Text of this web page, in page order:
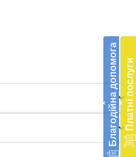
‹ Благодійна допомогав
‹ Платні послуги